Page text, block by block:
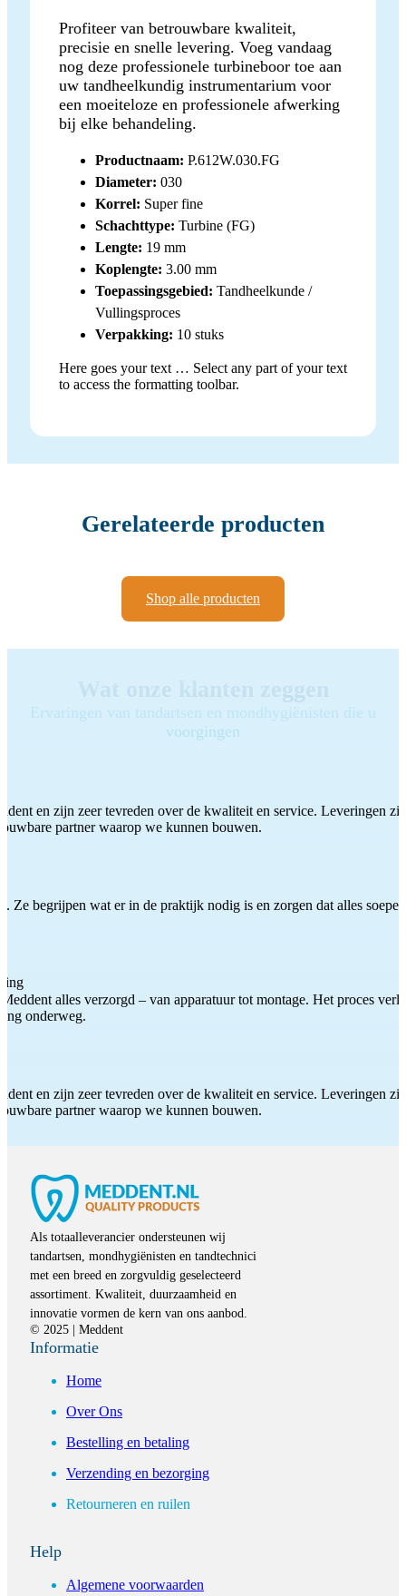
Profiteer van betrouwbare kwaliteit,
precisie en snelle levering. Voeg vandaag
nog deze professionele turbineboor toe aan
uw tandheelkundig instrumentarium voor
een moeiteloze en professionele afwerking
bij elke behandeling.
Productnaam: P.612W.030.FG
Diameter: 030
Korrel: Super fine
Schachttype: Turbine (FG)
Lengte: 19 mm
Koplengte: 3.00 mm
Toepassingsgebied: Tandheelkunde /
Vullingsproces
Verpakking: 10 stuks
Here goes your text … Select any part of your text
to access the formatting toolbar.
Gerelateerde producten
Shop alle producten
Ervaringen van tandartsen en mondhygiënisten die u
voorgingen
en zijn zeer tevreden over de kwaliteit en service. Leveringen
partner waarop we kunnen bouwen.
Ze begrijpen wat er in de praktijk nodig is en zorgen dat alles
alles verzorgd – van apparatuur tot montage. Het proces
onderweg.
en zijn zeer tevreden over de kwaliteit en service. Leveringen
partner waarop we kunnen bouwen.
Als totaalleverancier ondersteunen wij
tandartsen, mondhygiënisten en tandtechnici
met een breed en zorgvuldig geselecteerd
assortiment. Kwaliteit, duurzaamheid en
innovatie vormen de kern van ons aanbod.
© 2025 | Meddent
Informatie
Home
Over Ons
Bestelling en betaling
Verzending en bezorging
Retourneren en ruilen
Help
Algemene voorwaarden